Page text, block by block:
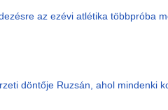
az ezévi atlétika többpróba
döntője Ruzsán, ahol mindenki